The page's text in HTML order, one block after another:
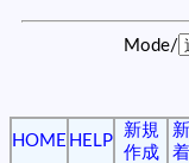
Mode/
HOME HELP
新規
作成
新
着